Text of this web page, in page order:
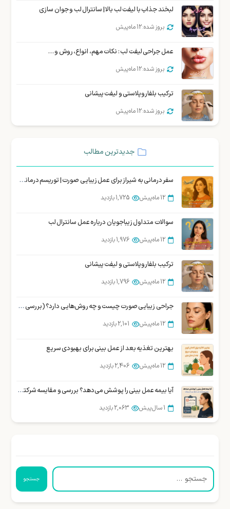
لبخند جذاب با لیفت لب بالا | سانترال لب و جوان سازی
بروز شده: 12 ماه پیش
عمل جراحی لیفت لب : نکات مهم، انواع، روش و …
بروز شده: 12 ماه پیش
ترکیب بلفاروپلاستی و لیفت پیشانی
بروز شده: 12 ماه پیش
جدیدترین مطالب
سفر درمانی به شیراز برای عمل زیبایی صورت | توریسم درمانی زیبایی شیراز
12 ماه پیش 1,725 بازدید
سوالات متداول زیباجویان درباره عمل سانترال لب
12 ماه پیش 1,976 بازدید
ترکیب بلفاروپلاستی و لیفت پیشانی
12 ماه پیش 1,796 بازدید
جراحی زیبایی صورت چیست و چه روش‌هایی دارد؟ (بررسی تخصصی)
12 ماه پیش 2,101 بازدید
بهترین تغذیه بعد از عمل بینی برای بهبودی سریع
12 ماه پیش 2,406 بازدید
آیا بیمه عمل بینی را پوشش می‌دهد؟ بررسی و مقایسه شرکتهای بیمه در ایران
1 سال پیش 2,063 بازدید
جستجو